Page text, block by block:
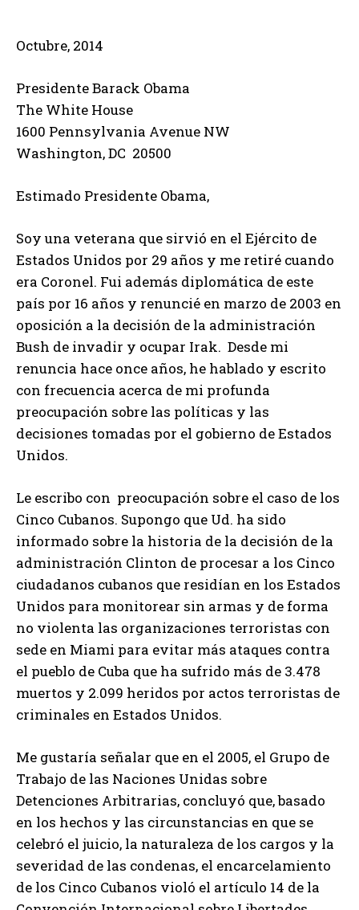
Octubre, 2014
Presidente Barack Obama
The White House
1600 Pennsylvania Avenue NW
Washington, DC 20500
Estimado Presidente Obama,
Soy una veterana que sirvió en el Ejército de
Estados Unidos por 29 años y me retiré cuando
era Coronel. Fui además diplomática de este
país por 16 años y renuncié en marzo de 2003 en
oposición a la decisión de la administración
Bush de invadir y ocupar Irak. Desde mi
renuncia hace once años, he hablado y escrito
con frecuencia acerca de mi profunda
preocupación sobre las políticas y las
decisiones tomadas por el gobierno de Estados
Unidos.
Le escribo con preocupación sobre el caso de los
Cinco Cubanos. Supongo que Ud. ha sido
informado sobre la historia de la decisión de la
administración Clinton de procesar a los Cinco
ciudadanos cubanos que residían en los Estados
Unidos para monitorear sin armas y de forma
no violenta las organizaciones terroristas con
sede en Miami para evitar más ataques contra
el pueblo de Cuba que ha sufrido más de 3.478
muertos y 2.099 heridos por actos terroristas de
criminales en Estados Unidos.
Me gustaría señalar que en el 2005, el Grupo de
Trabajo de las Naciones Unidas sobre
Detenciones Arbitrarias, concluyó que, basado
en los hechos y las circunstancias en que se
celebró el juicio, la naturaleza de los cargos y la
severidad de las condenas, el encarcelamiento
de los Cinco Cubanos violó el artículo 14 de la